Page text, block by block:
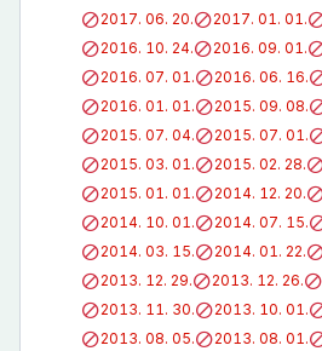
2017. 06. 20.
2017. 01. 01.
2016. 10. 24.
2016. 09. 01.
2016. 07. 01.
2016. 06. 16.
2016. 01. 01.
2015. 09. 08.
2015. 07. 04.
2015. 07. 01.
2015. 03. 01.
2015. 02. 28.
2015. 01. 01.
2014. 12. 20.
2014. 10. 01.
2014. 07. 15.
2014. 03. 15.
2014. 01. 22.
2013. 12. 29.
2013. 12. 26.
2013. 11. 30.
2013. 10. 01.
2013. 08. 05.
2013. 08. 01.